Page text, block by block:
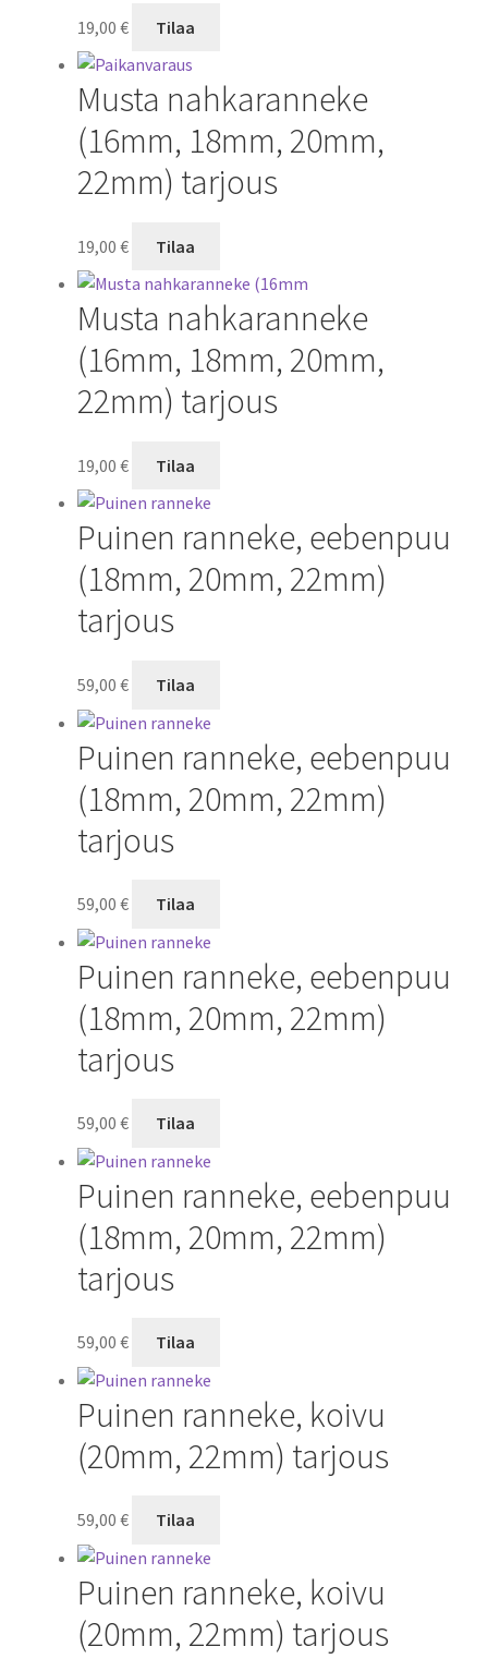
19,00 € Tilaa
Musta nahkaranneke
(16mm, 18mm, 20mm,
22mm) tarjous
19,00 € Tilaa
Musta nahkaranneke
(16mm, 18mm, 20mm,
22mm) tarjous
19,00 € Tilaa
Puinen ranneke, eebenpuu
(18mm, 20mm, 22mm)
tarjous
59,00 € Tilaa
Puinen ranneke, eebenpuu
(18mm, 20mm, 22mm)
tarjous
59,00 € Tilaa
Puinen ranneke, eebenpuu
(18mm, 20mm, 22mm)
tarjous
59,00 € Tilaa
Puinen ranneke, eebenpuu
(18mm, 20mm, 22mm)
tarjous
59,00 € Tilaa
Puinen ranneke, koivu
(20mm, 22mm) tarjous
59,00 € Tilaa
Puinen ranneke, koivu
(20mm, 22mm) tarjous